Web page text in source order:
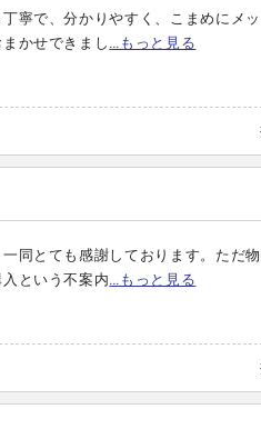
寧で、分かりやすく、こまめにメ
かせできまし …もっと見る
同とても感謝しております。ただ
という不案内…もっと見る